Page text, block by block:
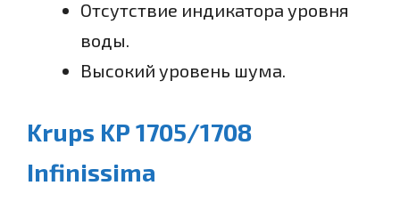
Отсутствие индикатора уровня
воды.
Высокий уровень шума.
Krups KP 1705/1708
Infinissima